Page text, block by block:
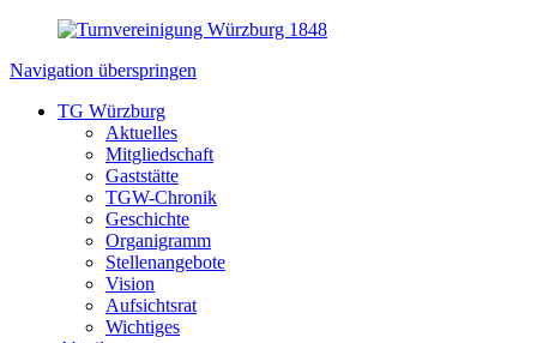
Navigation überspringen
TG Würzburg
Aktuelles
Mitgliedschaft
Gaststätte
TGW-Chronik
Geschichte
Organigramm
Stellenangebote
Vision
Aufsichtsrat
Wichtiges